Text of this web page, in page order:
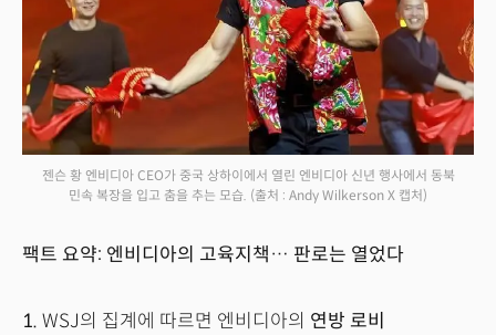
젠슨 황 엔비디아 CEO가 중국 상하이에서 열린 엔비디아 신년 행사에서 동북
민속 복장을 입고 춤을 추는 모습. (출처 : Andy Wilkerson X 캡처)
팩트 요약: 엔비디아의 고육지책… 판로는 열었다
1. WSJ의 집계에 따르면 엔비디아의 연방 로비